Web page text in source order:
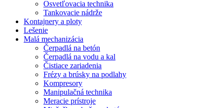
Osvetľovacia technika
Tankovacie nádrže
Kontajnery a ploty
Lešenie
Malá mechanizácia
Čerpadlá na betón
Čerpadlá na vodu a kal
Čistiace zariadenia
Frézy a brúsky na podlahy
Kompresory
Manipulačná technika
Meracie prístroje